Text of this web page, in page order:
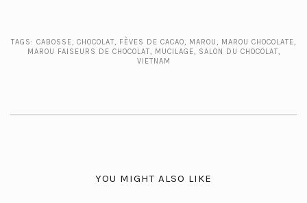
TAGS: CABOSSE, CHOCOLAT, FÈVES DE CACAO, MAROU, MAROU CHOCOLATE,
MAROU FAISEURS DE CHOCOLAT, MUCILAGE, SALON DU CHOCOLAT,
VIETNAM
YOU MIGHT ALSO LIKE